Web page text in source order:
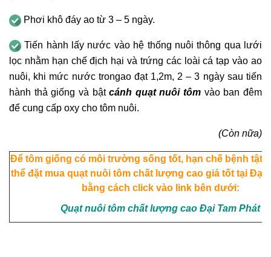
Phơi khô đáy ao từ 3 – 5 ngày.
Tiến hành lấy nước vào hệ thống nuôi thông qua lưới
lọc nhằm hạn chế địch hại và trứng các loài cá tạp vào ao
nuôi, khi mức nước trongao đạt 1,2m, 2 – 3 ngày sau tiến
hành thả giống và bậtcánh quạt nuôi tôm vào ban đêm
để cung cấp oxy cho tôm nuôi.
(Còn nữa)
Để tôm giống có môi trường sống tốt, hạn chế bệnh tật
thể đặt mua quạt nuôi tôm chất lượng cao giá tốt tại Đại
bằng cách click vào link bên dưới:
Quạt nuôi tôm chất lượng cao Đại Tam Phát